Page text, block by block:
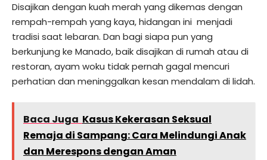
Disajikan dengan kuah merah yang dikemas dengan
rempah-rempah yang kaya, hidangan ini menjadi
tradisi saat lebaran. Dan bagi siapa pun yang
berkunjung ke Manado, baik disajikan di rumah atau di
restoran, ayam woku tidak pernah gagal mencuri
perhatian dan meninggalkan kesan mendalam di lidah.
Baca Juga Kasus Kekerasan Seksual
Remaja di Sampang: Cara Melindungi Anak
dan Merespons dengan Aman